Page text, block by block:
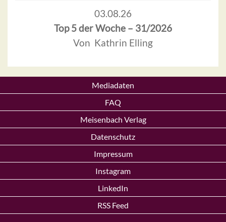
03.08.26
Top 5 der Woche – 31/2026
Von Kathrin Elling
Mediadaten
FAQ
Meisenbach Verlag
Datenschutz
Impressum
Instagram
LinkedIn
RSS Feed